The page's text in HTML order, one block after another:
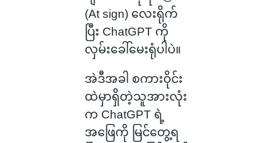
(At sign) လေးရိုက်
ပြီး ChatGPT ကို
လှမ်းခေါ်မေးရုံပါပဲ။
အဲဒီအခါ စကားဝိုင်း
ထဲမှာရှိတဲ့သူအားလုံး
က ChatGPT ရဲ့
အဖြေကို မြင်တွေ့ရ